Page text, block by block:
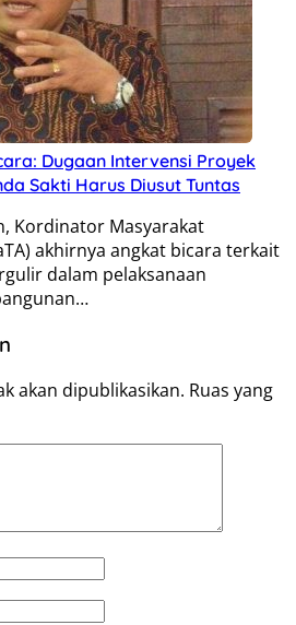
Dugaan Intervensi Proyek
Sakti Harus Diusut Tuntas
Kordinator Masyarakat
akhirnya angkat bicara terkait
dalam pelaksanaan
akan dipublikasikan. Ruas yang